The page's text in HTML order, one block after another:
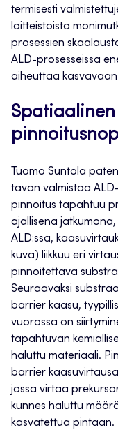
termisesti
laitteistoista
prosessien
ALD-prosesseissa
aiheuttaa
Spatiaalinen
Tuomo Suntola
tavan valmistaa
pinnoitus tapahtuu
ajallisena
ALD:ssa,
kuva) liikkuu eri
pinnoitettava
Seuraavaksi
barrier kaasu,
vuorossa on
tapahtuvan
haluttu materiaali.
barrier
jossa virtaa
kunnes haluttu
kasvatettua pintaan.